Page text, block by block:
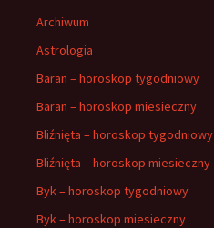
Archiwum
Astrologia
Baran – horoskop tygodniowy
Baran – horoskop miesieczny
Bliźnięta – horoskop tygodniowy
Bliźnięta – horoskop miesieczny
Byk – horoskop tygodniowy
Byk – horoskop miesieczny